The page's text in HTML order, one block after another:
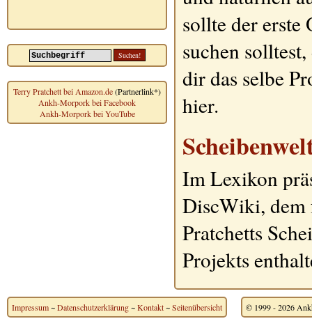
Terry Pratchett bei Amazon.de(Partnerlink*)
Ankh-Morpork bei Facebook
Ankh-Morpork bei YouTube
sollte der erste
suchen
dir das selbe
hier.
Im Lexikon
DiscWiki, dem
Pratchetts
Projekts
Impressum~Datenschutzerklärung~Kontakt~Seitenübersicht © 1999 - 2026